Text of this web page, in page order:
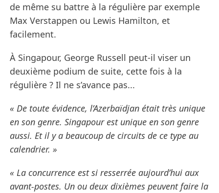
de même su battre à la régulière par exemple
Max Verstappen ou Lewis Hamilton, et
facilement.
À Singapour, George Russell peut-il viser un
deuxième podium de suite, cette fois à la
régulière ? Il ne s’avance pas...
« De toute évidence, l’Azerbaïdjan était très unique
en son genre. Singapour est unique en son genre
aussi. Et il y a beaucoup de circuits de ce type au
calendrier. »
« La concurrence est si resserrée aujourd’hui aux
avant-postes. Un ou deux dixièmes peuvent faire la